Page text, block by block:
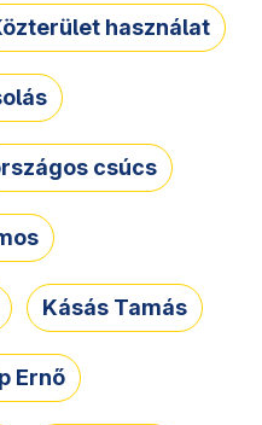
használat
csúcs
Kásás Tamás
Ernő